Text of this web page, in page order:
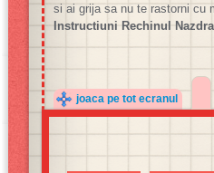
si ai grija sa nu te rastorni cu
Instructiuni Rechinul
joaca pe tot ecranul